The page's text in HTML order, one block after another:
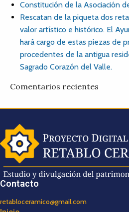
Constitución de la Asociación
Rescatan de la piqueta dos
valor artístico e histórico. El
hará cargo de estas piezas de
procedentes de la antigua
Sagrado Corazón del Valle.
Comentarios recientes
Contacto
retabloceramico@gmail.com